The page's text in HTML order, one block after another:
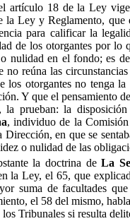
artículo 18 de la Ley
la Ley y Reglamento, que
para calificar la
de los otorgantes por lo
nulidad en el fondo; es
no reúna las
los otorgantes no tenga la
Y que el pensamiento
la prueban: la
, individuo de la
en que se
o nulidad de las
la doctrina deLa
la Ley, el 65, que
suma de facultades
el 58 del mismo,
Tribunales si resulta